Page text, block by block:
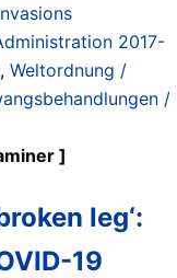
2017-
, Weltordnung /
/
]
leg‘:
19